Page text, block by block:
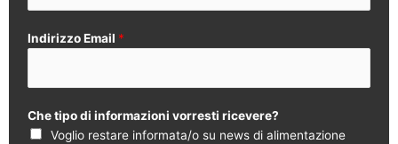
Indirizzo Email *
Che tipo di informazioni vorresti ricevere?
Voglio restare informata/o su news di alimentazione